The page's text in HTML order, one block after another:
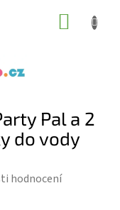
Pal a 2
do vody
hodnocení